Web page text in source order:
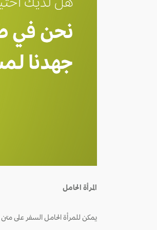
المرأة الحامل
يمكن للمرأة الحامل السفر على